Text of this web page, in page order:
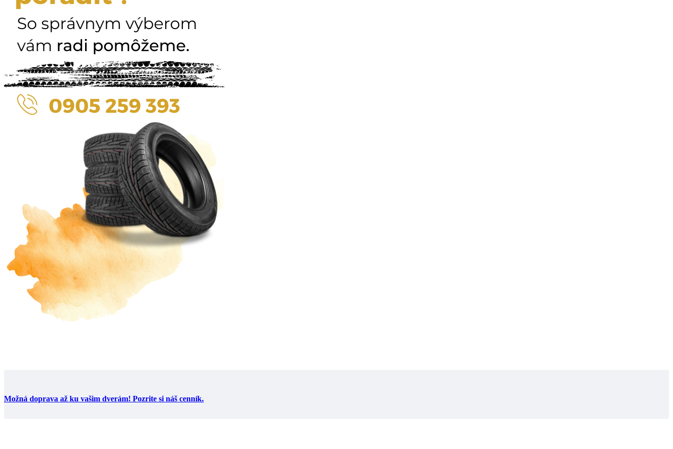
Možná doprava až ku vašim dverám! Pozrite si náš cenník.